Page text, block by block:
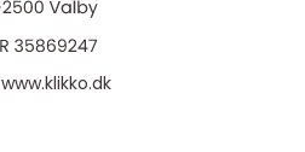
www.klikko.dk